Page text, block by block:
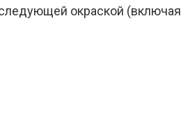
окраской (включая